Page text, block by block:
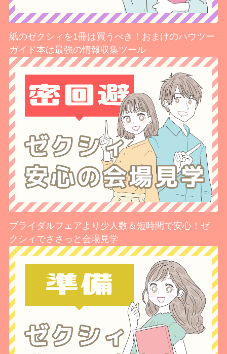
紙のゼクシィを1冊は買うべき！おまけのハウツー
ガイド本は最強の情報収集ツール
ブライダルフェアより少人数＆短時間で安心！ゼ
クシィでささっと会場見学